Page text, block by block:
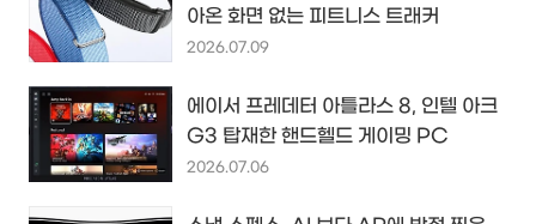
아온 화면 없는 피트니스 트래커
2026.07.09
에이서 프레데터 아틀라스 8, 인텔 아크
G3 탑재한 핸드헬드 게이밍 PC
2026.07.06